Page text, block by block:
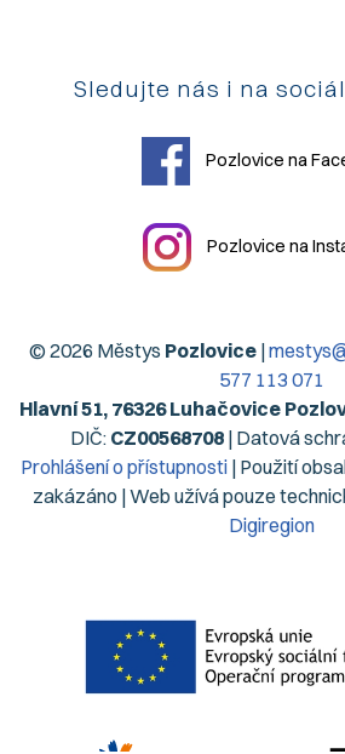
Sledujte nás i na
Pozlovice na
Pozlovice na
© 2026 Městys Pozlovice|
577 113 071
Hlavní 51, 76326 Luhačovice
DIČ: CZ00568708 | Datová
Prohlášení o přístupnosti | Použití
zakázáno | Web užívá pouze
Digiregion